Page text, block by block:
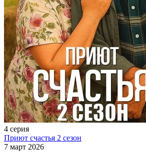
4 серия
Приют счастья 2 сезон
7 март 2026